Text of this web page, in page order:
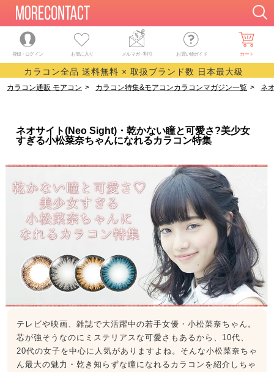
登録・ログイン お気に入り メルマガ・割引 お買い物ガイド カート
カラコン全品 送料無料 × 取扱ブランド数 日本最大級
カラコン通販 モアコン > カラコン特集&モアコンカラコンマガジン一覧 > ネ
ネオサイト(Neo Sight)・乾かない瞳と可愛さ?美少女
すぎる小松菜奈ちゃんになれるカラコン特集
テレビや映画、雑誌で大活躍中の若手女優・小松菜奈ちゃん。
芯が強そうなのにミステリアスな可愛さもあるから、10代、
20代の女子を中心に人気がありますよね。そんな小松菜奈ちゃ
ん最大の魅力・乾き知らずな瞳になれるカラコンを紹介しちゃ